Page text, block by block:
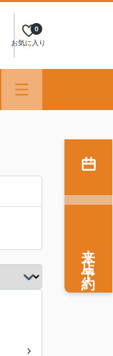
お気に入り
0
来店予約